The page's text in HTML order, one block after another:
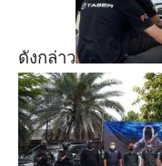
ดังกล่าว